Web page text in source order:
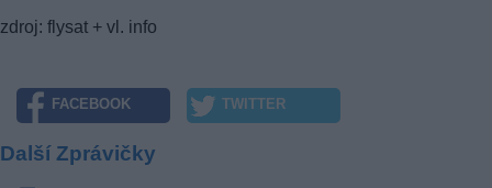
zdroj: flysat + vl. info
FACEBOOK TWITTER
Další Zprávičky